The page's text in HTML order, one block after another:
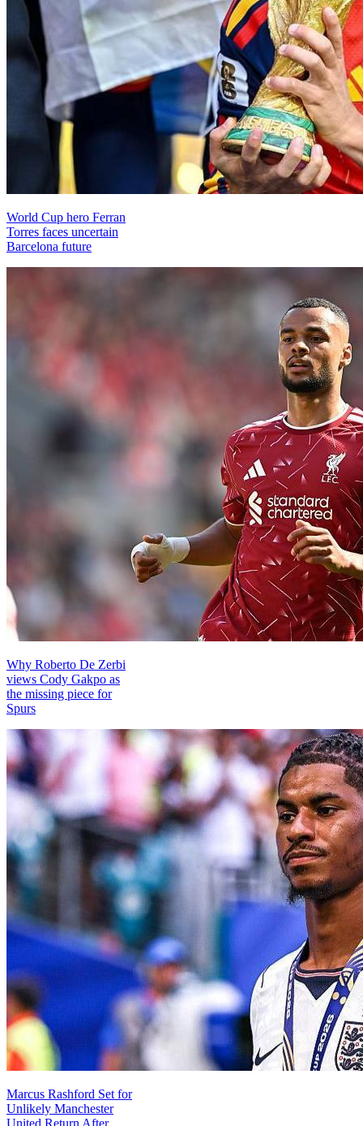
World Cup hero Ferran
Torres faces uncertain
Barcelona future
Why Roberto De Zerbi
views Cody Gakpo as
the missing piece for
Spurs
Marcus Rashford Set for
Unlikely Manchester
United Return After